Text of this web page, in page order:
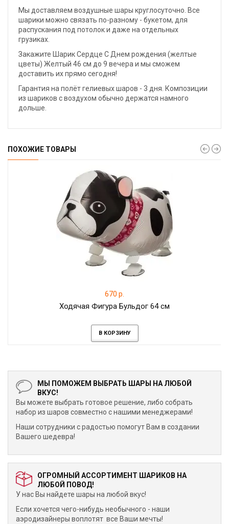
Мы доставляем воздушные шары круглосуточно. Все
шарики можно связать по-разному - букетом, для
распускания под потолок и даже на отдельных
грузиках.
Закажите Шарик Сердце С Днем рождения (желтые
цветы) Желтый 46 см до 9 вечера и мы сможем
доставить их прямо сегодня!
Гарантия на полёт гелиевых шаров - 3 дня. Композиции
из шариков с воздухом обычно держатся намного
дольше.
ПОХОЖИЕ ТОВАРЫ
670 р.
Ходячая Фигура Бульдог 64 см
В КОРЗИНУ
МЫ ПОМОЖЕМ ВЫБРАТЬ ШАРЫ НА ЛЮБОЙ
ВКУС!
Вы можете выбрать готовое решение, либо собрать
набор из шаров совместно с нашими менеджерами!
Наши сотрудники с радостью помогут Вам в создании
Вашего шедевра!
ОГРОМНЫЙ АССОРТИМЕНТ ШАРИКОВ НА
ЛЮБОЙ ПОВОД!
У нас Вы найдете шары на любой вкус!
Если хочется чего-нибудь необычного - наши
аэродизайнеры воплотят все Ваши мечты!